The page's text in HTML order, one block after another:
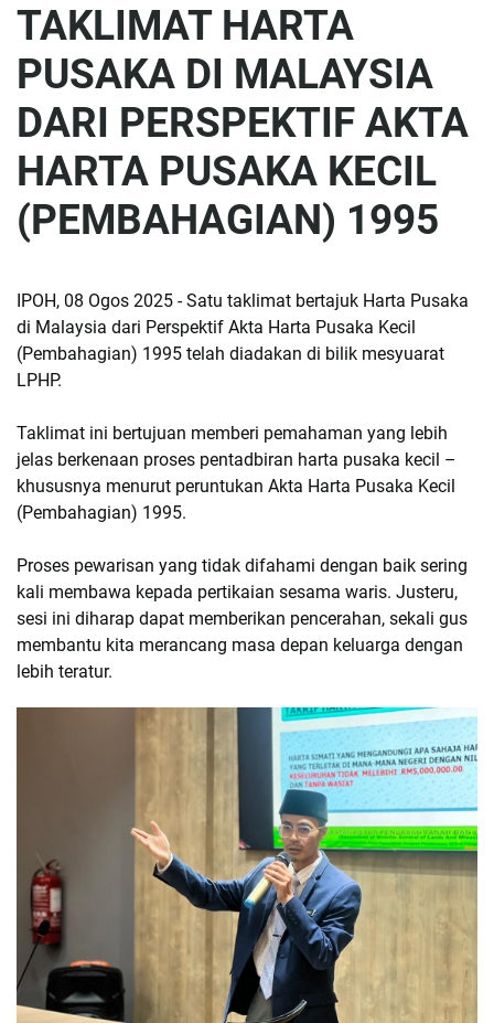
TAKLIMAT HARTA
PUSAKA DI MALAYSIA
DARI PERSPEKTIF AKTA
HARTA PUSAKA KECIL
(PEMBAHAGIAN) 1995
IPOH, 08 Ogos 2025 - Satu taklimat bertajuk Harta Pusaka
di Malaysia dari Perspektif Akta Harta Pusaka Kecil
(Pembahagian) 1995 telah diadakan di bilik mesyuarat
LPHP.
Taklimat ini bertujuan memberi pemahaman yang lebih
jelas berkenaan proses pentadbiran harta pusaka kecil –
khususnya menurut peruntukan Akta Harta Pusaka Kecil
(Pembahagian) 1995.
Proses pewarisan yang tidak difahami dengan baik sering
kali membawa kepada pertikaian sesama waris. Justeru,
sesi ini diharap dapat memberikan pencerahan, sekali gus
membantu kita merancang masa depan keluarga dengan
lebih teratur.